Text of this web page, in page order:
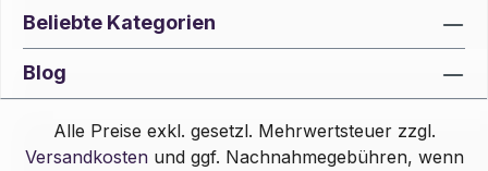
Beliebte Kategorien
Blog
Alle Preise exkl. gesetzl. Mehrwertsteuer zzgl.
Versandkostenund ggf. Nachnahmegebühren, wenn